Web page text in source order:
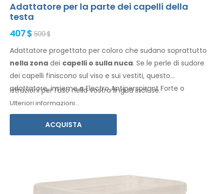
Adattatore per la parte dei capelli della
testa
407 $ 509 $
Adattatore progettato per coloro che sudano soprattutto
nella zona dei capelli o sulla nuca. Se le perle di sudore
dei capelli finiscono sul viso e sui vestiti, questo
adattatore, insieme a Electro Antiperspirant Forte o
Electro Antiperspirant ELITE, fa al caso vostro.
Istruzioni per l'uso nella vostra lingua incluse.
Ulteriori informazioni...
ACQUISTA